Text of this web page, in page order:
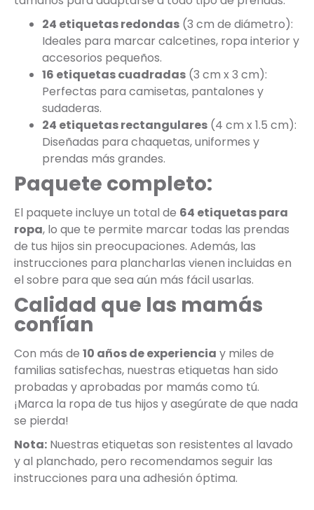
24 etiquetas redondas (3 cm de diámetro):
Ideales para marcar calcetines, ropa interior y
accesorios pequeños.
16 etiquetas cuadradas (3 cm x 3 cm):
Perfectas para camisetas, pantalones y
sudaderas.
24 etiquetas rectangulares (4 cm x 1.5 cm):
Diseñadas para chaquetas, uniformes y
prendas más grandes.
Paquete completo:
El paquete incluye un total de 64 etiquetas para
ropa, lo que te permite marcar todas las prendas
de tus hijos sin preocupaciones. Además, las
instrucciones para plancharlas vienen incluidas en
el sobre para que sea aún más fácil usarlas.
Calidad que las mamás
confían
Con más de 10 años de experiencia y miles de
familias satisfechas, nuestras etiquetas han sido
probadas y aprobadas por mamás como tú.
¡Marca la ropa de tus hijos y asegúrate de que nada
se pierda!
Nota: Nuestras etiquetas son resistentes al lavado
y al planchado, pero recomendamos seguir las
instrucciones para una adhesión óptima.